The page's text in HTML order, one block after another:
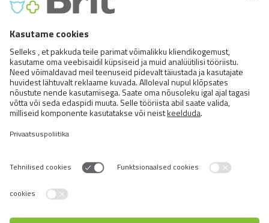
LET’S BITE MEAT SNACKS.
SALMON BARS.